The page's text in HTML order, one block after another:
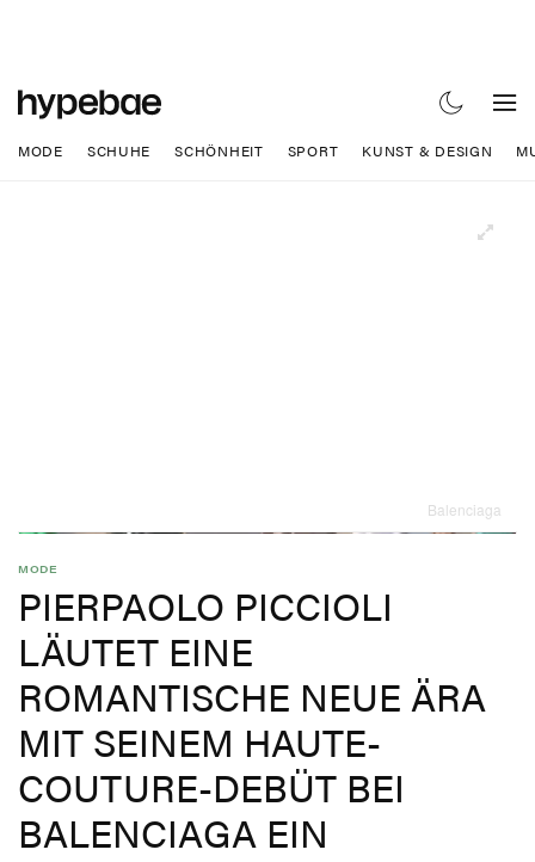
MODE SCHUHE SCHÖNHEIT SPORT KUNST & DESIGN
Balenciaga
MODE
PIERPAOLO PICCIOLI
LÄUTET EINE
ROMANTISCHE NEUE ÄRA
MIT SEINEM HAUTE-
COUTURE-DEBÜT BEI
BALENCIAGA EIN